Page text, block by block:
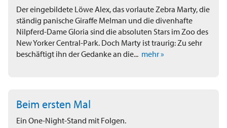
Der eingebildete Löwe Alex, das vorlaute Zebra Marty, die
ständig panische Giraffe Melman und die divenhafte
Nilpferd-Dame Gloria sind die absoluten Stars im Zoo des
New Yorker Central-Park. Doch Marty ist traurig: Zu sehr
beschäftigt ihn der Gedanke an die... mehr »
Beim ersten Mal
Ein One-Night-Stand mit Folgen.